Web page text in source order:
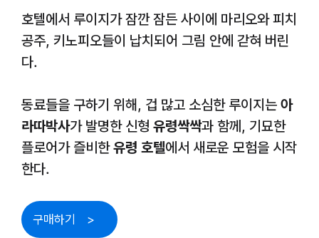
호텔에서 루이지가 잠깐 잠든 사이에 마리오와 피치
공주, 키노피오들이 납치되어 그림 안에 갇혀 버린
다.
동료들을 구하기 위해, 겁 많고 소심한 루이지는 아
라따박사가 발명한 신형 유령싹싹과 함께, 기묘한
플로어가 즐비한유령 호텔에서 새로운 모험을 시작
한다.
구매하기